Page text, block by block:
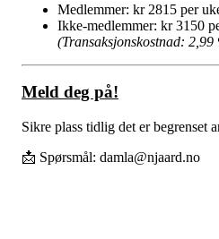
Medlemmer: kr 2815 per
Ikke-medlemmer: kr 3150
(Transaksjonskostnad:
Meld deg på!
Sikre plass tidlig det er begrenset
📩 Spørsmål: damla@njaard.no